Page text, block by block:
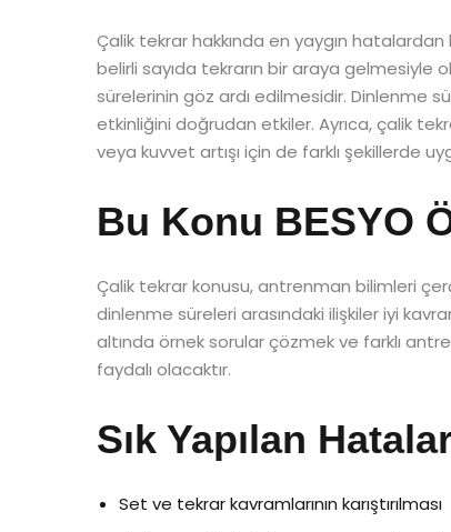
Çalik tekrar hakkında en yaygın hatalardan
belirli sayıda tekrarın bir araya gelmesiyle
sürelerinin göz ardı edilmesidir. Dinlenme
etkinliğini doğrudan etkiler. Ayrıca, çalik
veya kuvvet artışı için de farklı şekillerde
Bu Konu BESYO
Çalik tekrar konusu, antrenman bilimleri
dinlenme süreleri arasındaki ilişkiler iyi
altında örnek sorular çözmek ve farklı
faydalı olacaktır.
Sık Yapılan
Set ve tekrar kavramlarının karıştırılması